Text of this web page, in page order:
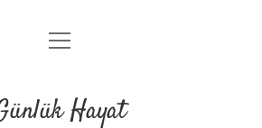
Anasayfa
menüyü
Hayat